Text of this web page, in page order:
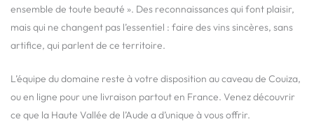
ensemble de toute beauté ». Des reconnaissances qui font plaisir,
mais qui ne changent pas l’essentiel : faire des vins sincères, sans
artifice, qui parlent de ce territoire.
L’équipe du domaine reste à votre disposition au caveau de Couiza,
ou en ligne pour une livraison partout en France. Venez découvrir
ce que la Haute Vallée de l’Aude a d’unique à vous offrir.